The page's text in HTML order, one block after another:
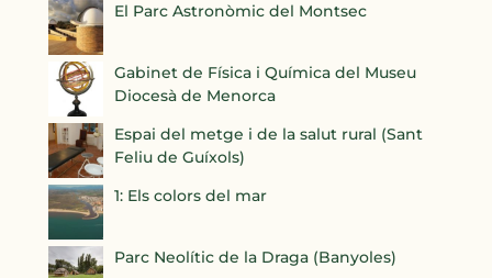
El Parc Astronòmic del Montsec
Gabinet de Física i Química del Museu
Diocesà de Menorca
Espai del metge i de la salut rural (Sant
Feliu de Guíxols)
1: Els colors del mar
Parc Neolític de la Draga (Banyoles)